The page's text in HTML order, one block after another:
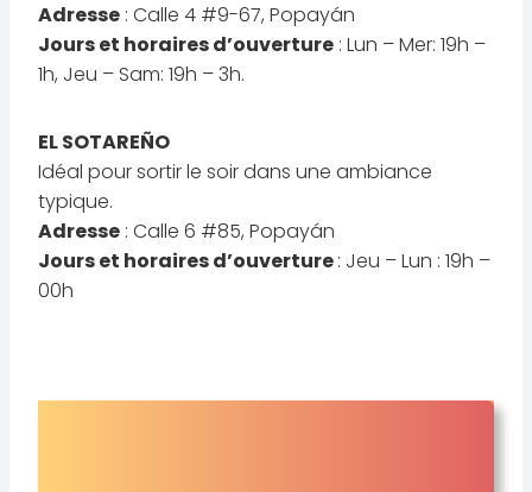
Adresse : Calle 4 #9-67, Popayán
Jours et horaires d’ouverture : Lun – Mer: 19h –
1h, Jeu – Sam: 19h – 3h.
EL SOTAREÑO
Idéal pour sortir le soir dans une ambiance
typique.
Adresse : Calle 6 #85, Popayán
Jours et horaires d’ouverture: Jeu – Lun : 19h –
00h